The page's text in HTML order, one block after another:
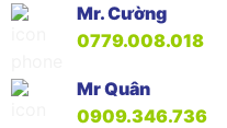
Mr. Cường
0779.008.018
Mr Quân
0909.346.736